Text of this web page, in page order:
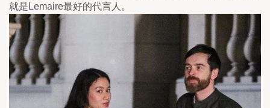
就是Lemaire最好的代言人。